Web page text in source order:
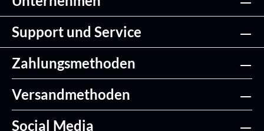
Support und Service
Zahlungsmethoden
Versandmethoden
Social Media